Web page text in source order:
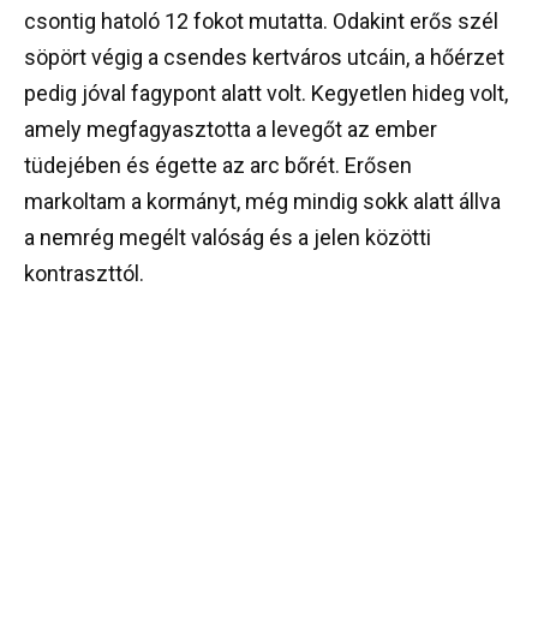
csontig hatoló 12 fokot mutatta. Odakint erős szél
söpört végig a csendes kertváros utcáin, a hőérzet
pedig jóval fagypont alatt volt. Kegyetlen hideg volt,
amely megfagyasztotta a levegőt az ember
tüdejében és égette az arc bőrét. Erősen
markoltam a kormányt, még mindig sokk alatt állva
a nemrég megélt valóság és a jelen közötti
kontraszttól.